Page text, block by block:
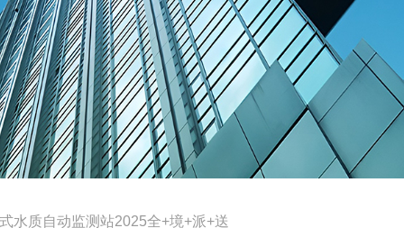
水质自动监测站2025全+境+派+送